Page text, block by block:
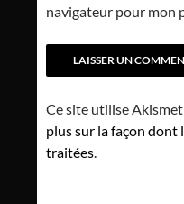
navigateur pour mon
Ce site utilise
plus sur la façon dont
traitées.